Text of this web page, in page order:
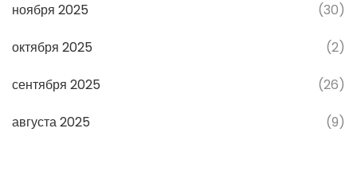
ноября 2025 (30)
октября 2025 (2)
сентября 2025 (26)
августа 2025 (9)